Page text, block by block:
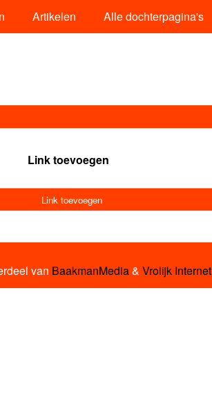
Artikelen Alle dochterpagina's
Link toevoegen
Link toevoegen
van BaakmanMedia& Vrolijk